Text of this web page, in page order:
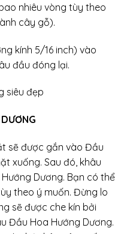
nhiêu vòng tùy theo
cây gỗ).
kính 5/16 inch) vào
đầu đóng lại.
siêu đẹp
sẽ được gắn vào Đầu
xuống. Sau đó, khâu
Dương. Bạn có thể
theo ý muốn. Đừng lo
sẽ được che kín bởi
Đầu Hoa Hướng Dương.